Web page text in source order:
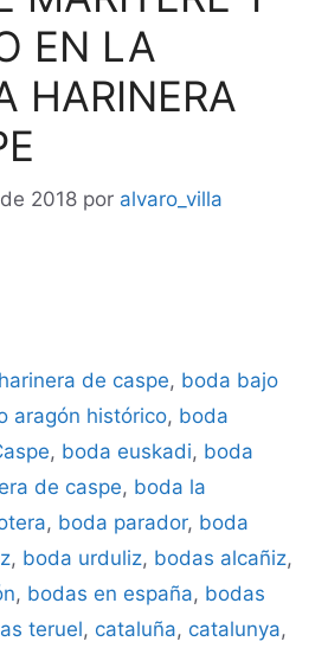
EN LA
HARINERA
2018 por alvaro_villa
de caspe, boda bajo
aragón histórico, boda
, boda euskadi, boda
de caspe, boda la
, boda parador, boda
, boda urduliz, bodas alcañiz,
, bodas en españa, bodas
teruel, cataluña, catalunya,